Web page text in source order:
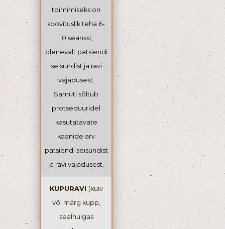
toimimiseks on
soovituslik teha 6-
10 seanssi,
olenevalt patsiendi
seisundist ja ravi
vajadusest.
Samuti sõltub
protseduuridel
kasutatavate
kaanide arv
patsiendi seisundist
ja ravi vajadusest.
KUPURAVI (kuiv
või märg kupp,
sealhulgas